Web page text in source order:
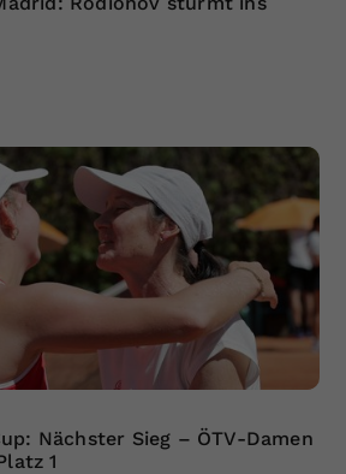
Nächster Sieg – ÖTV-Damen
1